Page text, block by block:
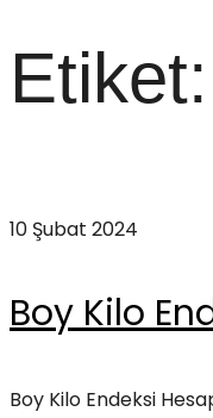
Etiket:
10 Şubat 2024
Boy Kilo
Boy Kilo Endeksi